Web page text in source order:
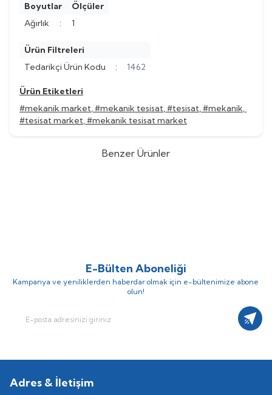
Boyutlar
Ölçüler
Ağırlık
: 1
Ürün Filtreleri
Tedarikçi Ürün Kodu
: 1462
Ürün Etiketleri
#mekanik market,#mekanik tesisat,#tesisat,#mekanik,
#tesisat market,#mekanik tesisat market
Benzer Ürünler
E-Bülten Aboneliği
Kampanya ve yeniliklerden haberdar olmak için e-bültenimize abone
olun!
Adres & İletişim